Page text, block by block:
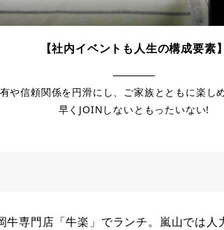
【社内イベントも人生の構成要素】
や信頼関係を円滑にし、ご家族とともに楽し
早くJOINしないともったいない!
専門店「牛楽」でランチ。嵐山では